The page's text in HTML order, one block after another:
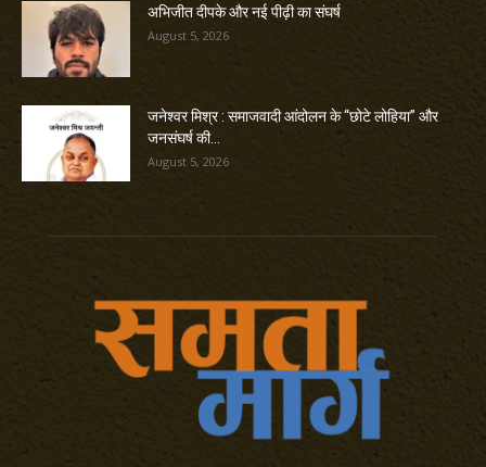
अभिजीत दीपके और नई पीढ़ी का संघर्ष
August 5, 2026
जनेश्वर मिश्र : समाजवादी आंदोलन के “छोटे लोहिया” और
जनसंघर्ष की...
August 5, 2026